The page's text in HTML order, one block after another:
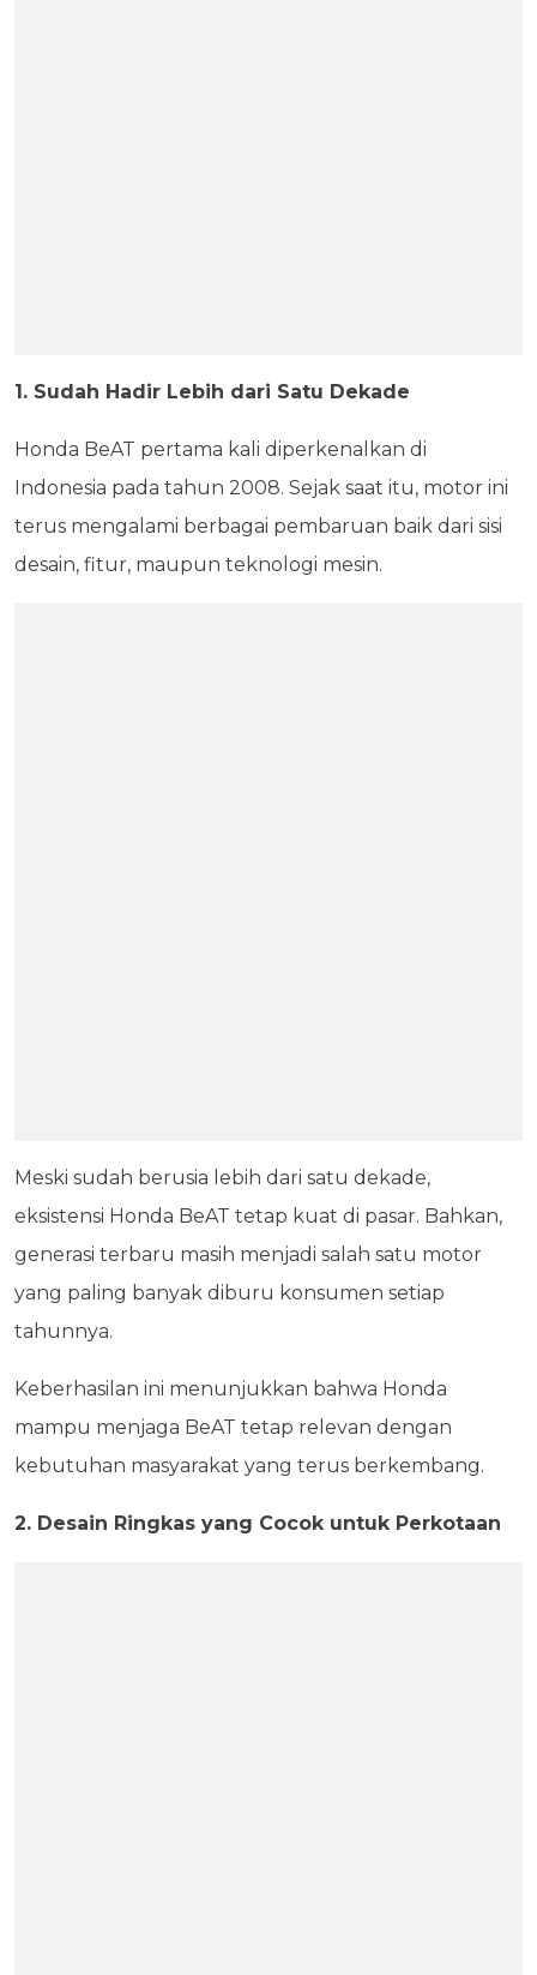
1. Sudah Hadir Lebih dari Satu Dekade
Honda BeAT pertama kali diperkenalkan di
Indonesia pada tahun 2008. Sejak saat itu, motor ini
terus mengalami berbagai pembaruan baik dari sisi
desain, fitur, maupun teknologi mesin.
Meski sudah berusia lebih dari satu dekade,
eksistensi Honda BeAT tetap kuat di pasar. Bahkan,
generasi terbaru masih menjadi salah satu motor
yang paling banyak diburu konsumen setiap
tahunnya.
Keberhasilan ini menunjukkan bahwa Honda
mampu menjaga BeAT tetap relevan dengan
kebutuhan masyarakat yang terus berkembang.
2. Desain Ringkas yang Cocok untuk Perkotaan